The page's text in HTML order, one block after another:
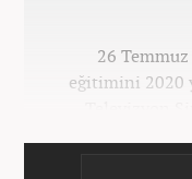
26
eğitimini 2020
Televizyon